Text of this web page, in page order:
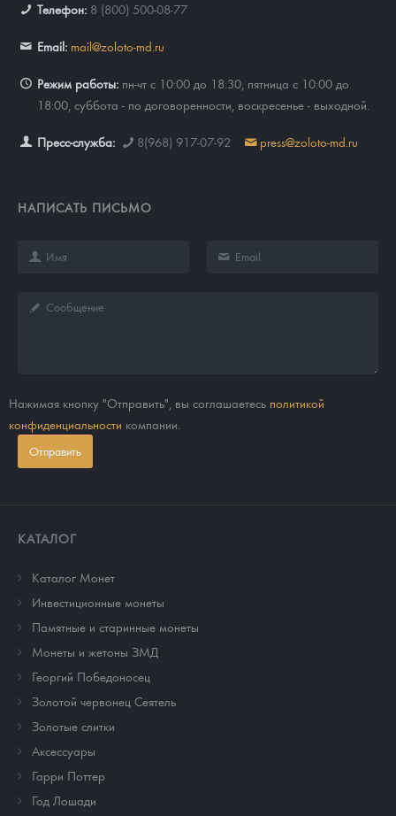
Телефон: 8 (800) 500-08-77
Email: mail@zoloto-md.ru
Режим работы: пн-чт с 10:00 до 18:30, пятница с 10:00 до
18:00, суббота - по договоренности, воскресенье - выходной.
Пресс-служба: 8(968) 917-07-92 press@zoloto-md.ru
НАПИСАТЬ ПИСЬМО
Нажимая кнопку "Отправить", вы соглашаетесь политикой
конфиденциальности компании.
Отправить
КАТАЛОГ
Каталог Монет
Инвестиционные монеты
Памятные и старинные монеты
Монеты и жетоны ЗМД
Георгий Победоносец
Золотой червонец Сеятель
Золотые слитки
Аксессуары
Гарри Поттер
Год Лошади